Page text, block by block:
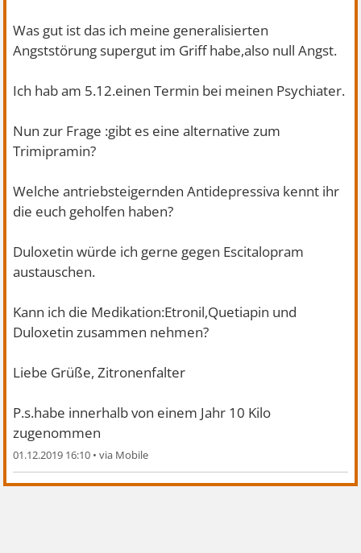
Was gut ist das ich meine generalisierten
Angststörung supergut im Griff habe,also null Angst.
Ich hab am 5.12.einen Termin bei meinen Psychiater.
Nun zur Frage :gibt es eine alternative zum
Trimipramin?
Welche antriebsteigernden Antidepressiva kennt ihr
die euch geholfen haben?
Duloxetin würde ich gerne gegen Escitalopram
austauschen.
Kann ich die Medikation:Etronil,Quetiapin und
Duloxetin zusammen nehmen?
Liebe Grüße, Zitronenfalter
P.s.habe innerhalb von einem Jahr 10 Kilo
zugenommen
01.12.2019 16:10 •